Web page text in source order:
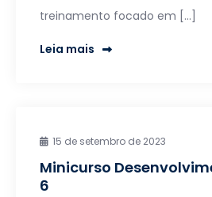
treinamento focado em […]
Leia mais
15 de setembro de 2023
Minicurso
6